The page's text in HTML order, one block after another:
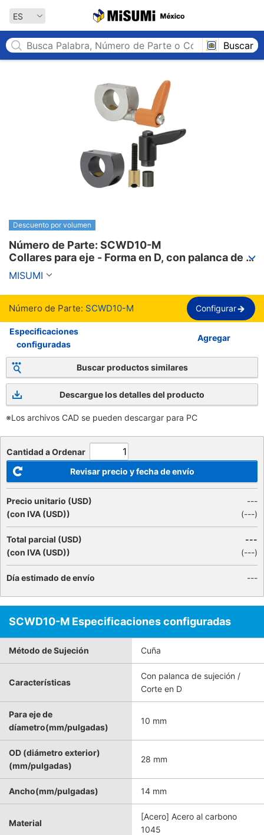
ES
Buscar
Descuento por volumen
Número de Parte: SCWD10-M
Collares para eje - Forma en D, con palanca de
ajuste y cuña.
MISUMI
Número de Parte: SCWD10-M Configurar
Especificaciones
configuradas
Agregar
Buscar productos similares
Descargue los detalles del producto
※Los archivos CAD se pueden descargar para PC
Cantidad a Ordenar
Revisar precio y fecha de envío
Precio unitario (USD)
(con IVA (USD))
---
(---)
Total parcial (USD)
(con IVA (USD))
---
(---)
Día estimado de envío ---
SCWD10-M Especificaciones configuradas
Método de Sujeción Cuña
Características
Con palanca de sujeción /
Corte en D
Para eje de
díametro(mm/pulgadas)
10 mm
OD (diámetro exterior)
(mm/pulgadas)
28 mm
Ancho(mm/pulgadas) 14 mm
Material
[Acero] Acero al carbono
1045